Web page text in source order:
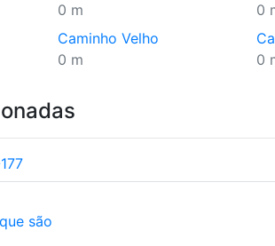
0 m
0
Caminho Velho
0 m
0
são